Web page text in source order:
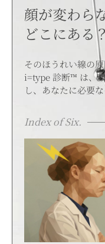
顔が変わら
どこにある？
そのほうれい線の
i=type 診断™ は、
し、あなたに必要
Index of Six.